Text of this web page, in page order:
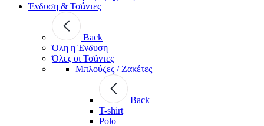
Ένδυση & Τσάντες
Back
Όλη η Ένδυση
Όλες οι Τσάντες
Μπλούζες / Ζακέτες
Back
T-shirt
Polo